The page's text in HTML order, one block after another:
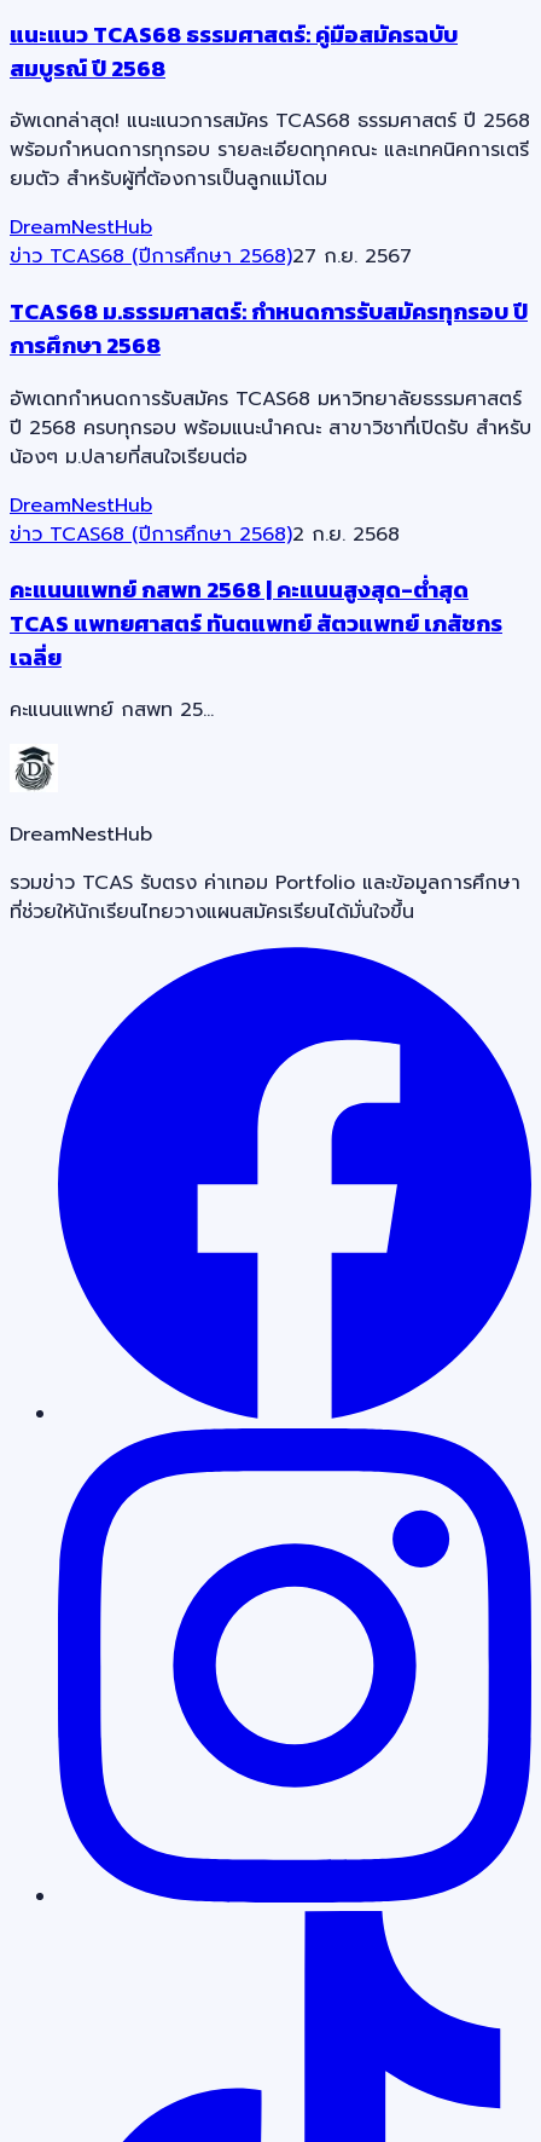
แนะแนว TCAS68 ธรรมศาสตร์: คู่มือสมัครฉบับ
สมบูรณ์ ปี 2568
อัพเดทล่าสุด! แนะแนวการสมัคร TCAS68 ธรรมศาสตร์ ปี 2568
พร้อมกำหนดการทุกรอบ รายละเอียดทุกคณะ และเทคนิคการเตรี
ยมตัว สำหรับผู้ที่ต้องการเป็นลูกแม่โดม
DreamNestHub
ข่าว TCAS68 (ปีการศึกษา 2568)27 ก.ย. 2567
TCAS68 ม.ธรรมศาสตร์: กำหนดการรับสมัครทุกรอบ ปี
การศึกษา 2568
อัพเดทกำหนดการรับสมัคร TCAS68 มหาวิทยาลัยธรรมศาสตร์
ปี 2568 ครบทุกรอบ พร้อมแนะนำคณะ สาขาวิชาที่เปิดรับ สำหรับ
น้องๆ ม.ปลายที่สนใจเรียนต่อ
DreamNestHub
ข่าว TCAS68 (ปีการศึกษา 2568)2 ก.ย. 2568
คะแนนแพทย์ กสพท 2568 | คะแนนสูงสุด-ต่ำสุด
TCAS แพทยศาสตร์ ทันตแพทย์ สัตวแพทย์ เภสัชกร
เฉลี่ย
คะแนนแพทย์ กสพท 25…
DreamNestHub
รวมข่าว TCAS รับตรง ค่าเทอม Portfolio และข้อมูลการศึกษา
ที่ช่วยให้นักเรียนไทยวางแผนสมัครเรียนได้มั่นใจขึ้น